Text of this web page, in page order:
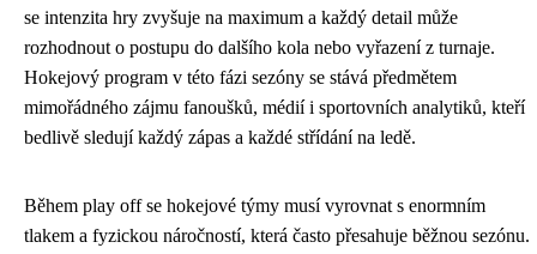
se intenzita hry zvyšuje na maximum a každý detail může
rozhodnout o postupu do dalšího kola nebo vyřazení z turnaje.
Hokejový program v této fázi sezóny se stává předmětem
mimořádného zájmu fanoušků, médií i sportovních analytiků, kteří
bedlivě sledují každý zápas a každé střídání na ledě.
Během play off se hokejové týmy musí vyrovnat s enormním
tlakem a fyzickou náročností, která často přesahuje běžnou sezónu.